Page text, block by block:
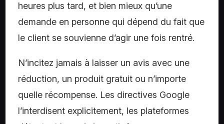
heures plus tard, et bien mieux qu’une
demande en personne qui dépend du fait que
le client se souvienne d’agir une fois rentré.
N’incitez jamais à laisser un avis avec une
réduction, un produit gratuit ou n’importe
quelle récompense. Les directives Google
l’interdisent explicitement, les plateformes